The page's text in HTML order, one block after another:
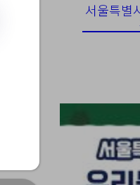
서울특별